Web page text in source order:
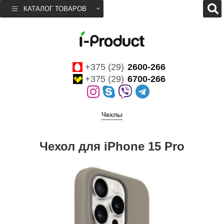
КАТАЛОГ ТОВАРОВ
+375 (29) 2600-266
+375 (29) 6700-266
Чехлы
Чехол для iPhone 15 Pro